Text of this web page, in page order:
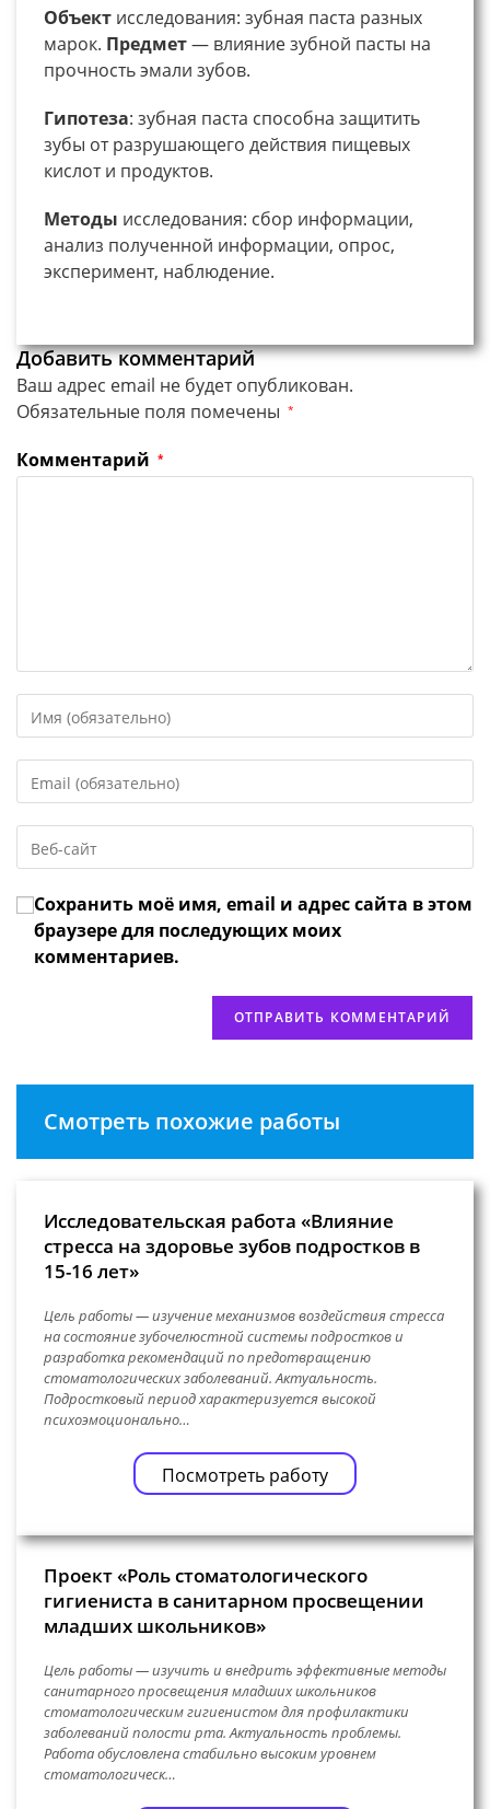
Объект исследования: зубная паста разных
марок. Предмет— влияние зубной пасты на
прочность эмали зубов.
Гипотеза: зубная паста способна защитить
зубы от разрушающего действия пищевых
кислот и продуктов.
Методы исследования: сбор информации,
анализ полученной информации, опрос,
эксперимент, наблюдение.
Добавить комментарий
Ваш адрес email не будет опубликован.
Обязательные поля помечены *
Комментарий *
свое
или
имя
чтобы
прокомментировать
свой
адрес,
чтобы
URL
веб-
сайта
(необязательно)
Сохранить моё имя, email и адрес сайта в этом
браузере для последующих моих
комментариев.
Смотреть похожие работы
Исследовательская работа «Влияние
стресса на здоровье зубов подростков в
15-16 лет»
Цель работы — изучение механизмов воздействия стресса
на состояние зубочелюстной системы подростков и
разработка рекомендаций по предотвращению
стоматологических заболеваний. Актуальность.
Подростковый период характеризуется высокой
психоэмоционально…
Посмотреть работу
Проект «Роль стоматологического
гигиениста в санитарном просвещении
младших школьников»
Цель работы — изучить и внедрить эффективные методы
санитарного просвещения младших школьников
стоматологическим гигиенистом для профилактики
заболеваний полости рта. Актуальность проблемы.
Работа обусловлена стабильно высоким уровнем
стоматологическ…